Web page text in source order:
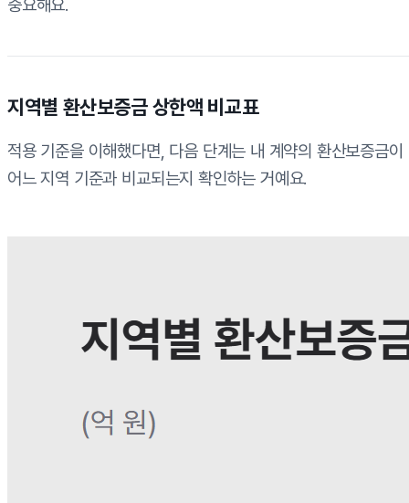
중요해요.
지역별 환산보증금 상한액 비교표
적용 기준을 이해했다면, 다음 단계는 내 계약의 환산보증금이
어느 지역 기준과 비교되는지 확인하는 거예요.